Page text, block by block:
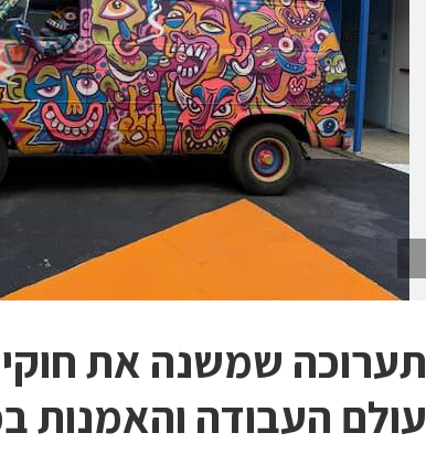
תערוכה שמשנה את
עולם העבודה והאמנות